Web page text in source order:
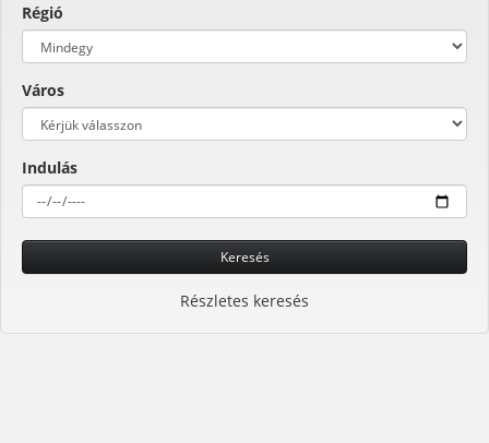
Régió
Város
Indulás
Keresés
Részletes keresés